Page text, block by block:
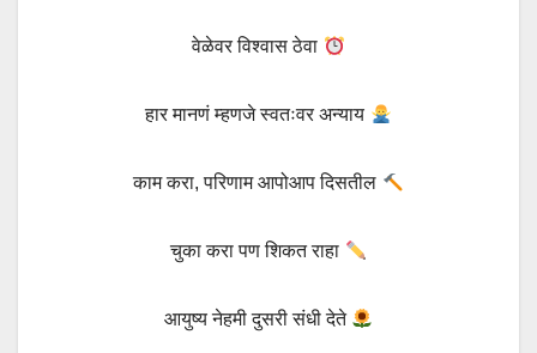
वेळेवर विश्वास ठेवा
हार मानणं म्हणजे स्वतःवर अन्याय
काम करा, परिणाम आपोआप दिसतील
चुका करा पण शिकत राहा
आयुष्य नेहमी दुसरी संधी देते